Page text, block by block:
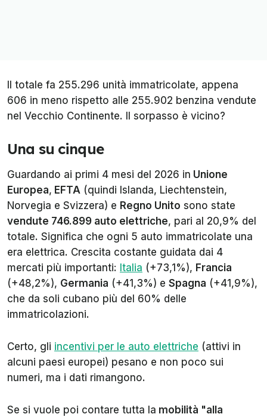
Il totale fa 255.296 unità immatricolate, appena
606 in meno rispetto alle 255.902 benzina vendute
nel Vecchio Continente. Il sorpasso è vicino?
Una su cinque
Guardando ai primi 4 mesi del 2026 in Unione
Europea, EFTA (quindi Islanda, Liechtenstein,
Norvegia e Svizzera) e Regno Unito sono state
vendute 746.899 auto elettriche, pari al 20,9% del
totale. Significa che ogni 5 auto immatricolate una
era elettrica. Crescita costante guidata dai 4
mercati più importanti: Italia (+73,1%), Francia
(+48,2%), Germania (+41,3%) e Spagna (+41,9%),
che da soli cubano più del 60% delle
immatricolazioni.
Certo, gli incentivi per le auto elettriche (attivi in
alcuni paesi europei) pesano e non poco sui
numeri, ma i dati rimangono.
Se si vuole poi contare tutta la mobilità "alla